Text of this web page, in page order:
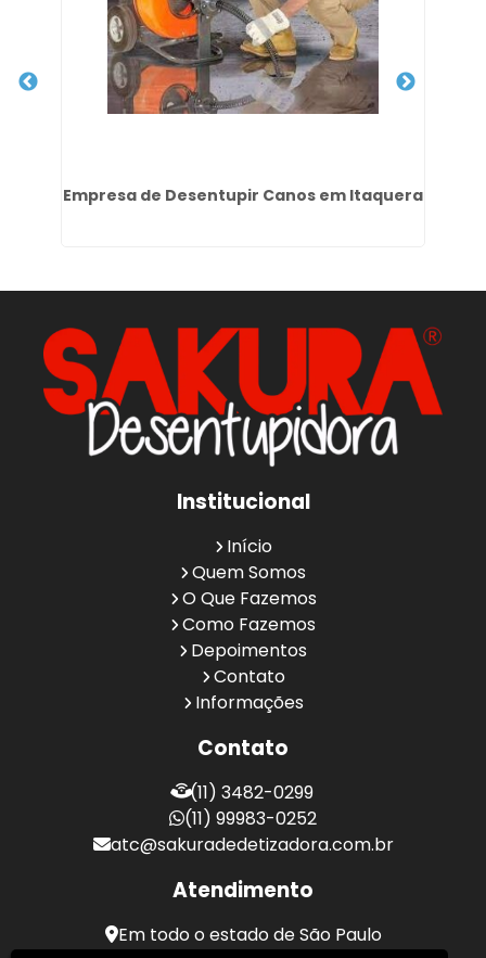
Empresa de Desentupir Canos em Itaquera
Institucional
Início
Quem Somos
O Que Fazemos
Como Fazemos
Depoimentos
Contato
Informações
Contato
(11) 3482-0299
(11) 99983-0252
atc@sakuradedetizadora.com.br
Atendimento
Em todo o estado de São Paulo